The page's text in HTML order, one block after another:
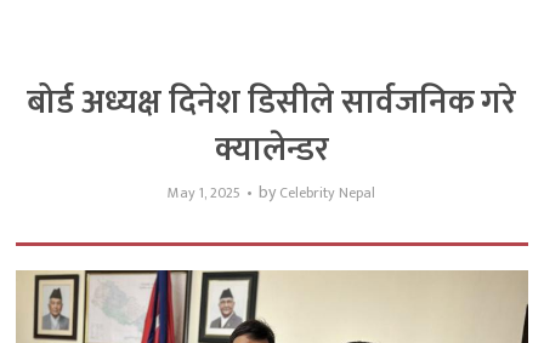
बोर्ड अध्यक्ष दिनेश डिसीले सार्वजनिक गरे
क्यालेन्डर
May 1, 2025 by Celebrity Nepal